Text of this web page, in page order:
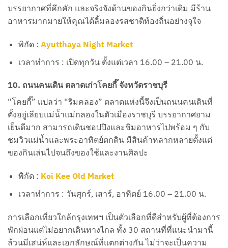
บรรยากาศที่คึกคัก และจริงจังด้านของกินยิ่งกว่าเดิม มีร้าน
อาหารมากมายให้คุณได้ลิ้มลองรสชาติท้องถิ่นอย่างจุใจ
พิกัด : Ayutthaya Night Market
เวลาทำการ : เปิดทุกวัน ตั้งแต่เวลา 16.00 – 21.00 น.
10. ถนนคนเดิน ตลาดเก่าโคยกี๊ จังหวัดราชบุรี
“โคยกี๊” แปลว่า “ริมคลอง” ตลาดแห่งนี้จึงเป็นถนนคนเดินที่
ตั้งอยู่เลียบแม่น้ำแม่กลองในตัวเมืองราชบุรี บรรยากาศยาม
เย็นดีมาก สามารถเดินชอปปิงและชิมอาหารไปพร้อม ๆ กับ
ชมวิวแม่น้ำและพระอาทิตย์ตกดิน มีสินค้าหลากหลายตั้งแต่
ของกินเล่นไปจนถึงของใช้และงานศิลปะ
พิกัด : Koi Kee Old Market
เวลาทำการ : วันศุกร์, เสาร์, อาทิตย์ 16.00 – 21.00 น.
การเลือกเที่ยวใกล้กรุงเทพฯ เป็นตัวเลือกที่ดีสำหรับผู้ที่ต้องการ
พักผ่อนแต่ไม่อยากเดินทางไกล ทั้ง 30 สถานที่ที่แนะนำมานี้
ล้วนมีเสน่ห์และเอกลักษณ์ที่แตกต่างกัน ไม่ว่าจะเป็นความ